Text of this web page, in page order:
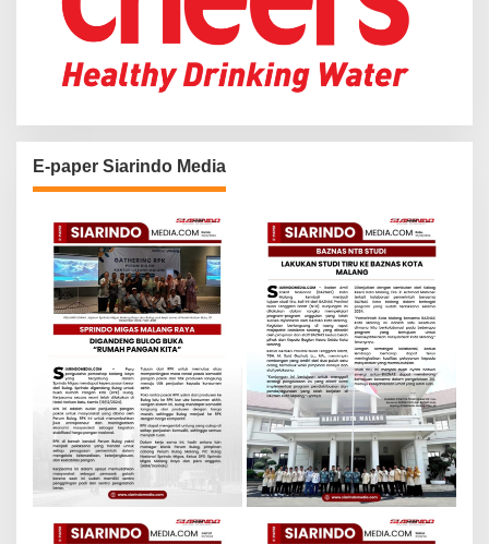
E-paper Siarindo Media